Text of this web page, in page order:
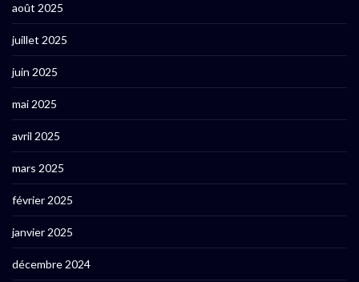
août 2025
juillet 2025
juin 2025
mai 2025
avril 2025
mars 2025
février 2025
janvier 2025
décembre 2024